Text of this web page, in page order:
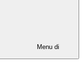
Menu di